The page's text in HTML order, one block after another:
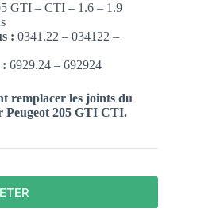
GTI – CTI – 1.6 – 1.9
: 0341.22 – 034122 –
: 6929.24 – 692924
remplacer les joints du
Peugeot 205 GTI CTI.